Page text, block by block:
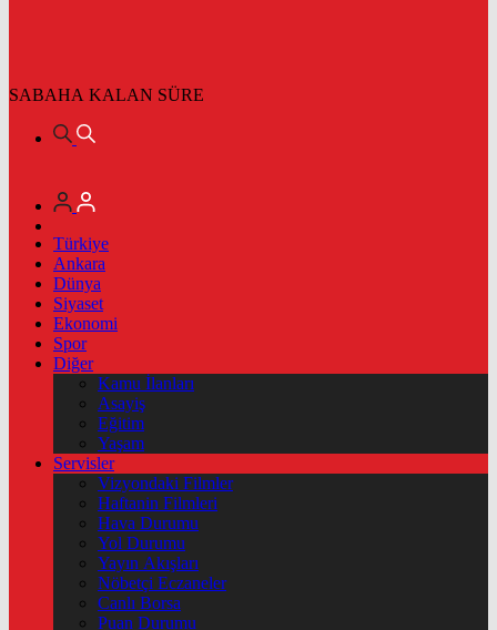
SABAHA KALAN SÜRE
Türkiye
Ankara
Dünya
Siyaset
Ekonomi
Spor
Diğer
Kamu İlanları
Asayiş
Eğitim
Yaşam
Servisler
Vizyondaki Filmler
Haftanin Filmleri
Hava Durumu
Yol Durumu
Yayın Akışları
Nöbetçi Eczaneler
Canlı Borsa
Puan Durumu